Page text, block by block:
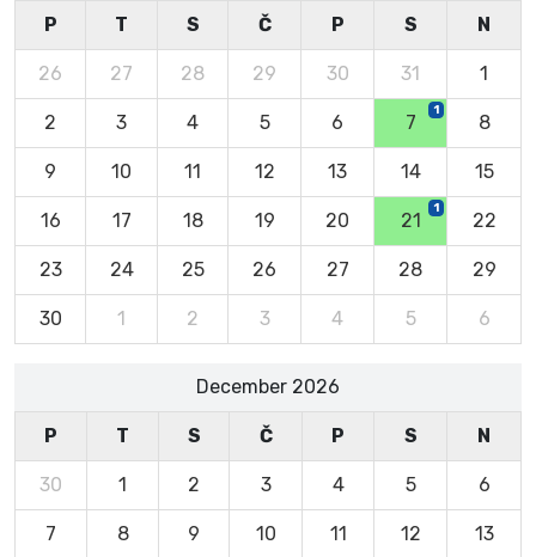
P T S Č P S N
26 27 28 29 30 31 1
2 3 4 5 6 7
1
8
9 10 11 12 13 14 15
16 17 18 19 20 21
1
22
23 24 25 26 27 28 29
30 1 2 3 4 5 6
December 2026
P T S Č P S N
30 1 2 3 4 5 6
7 8 9 10 11 12 13